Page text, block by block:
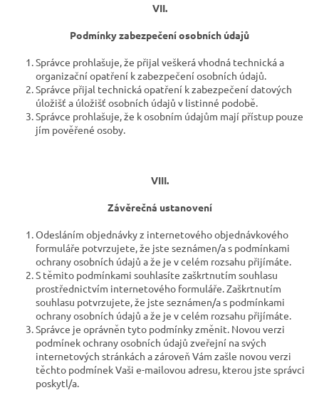
VII.
Podmínky zabezpečení osobních údajů
Správce prohlašuje, že přijal veškerá vhodná technická a
organizační opatření k zabezpečení osobních údajů.
Správce přijal technická opatření k zabezpečení datových
úložišť a úložišť osobních údajů v listinné podobě.
Správce prohlašuje, že k osobním údajům mají přístup pouze
jím pověřené osoby.
VIII.
Závěrečná ustanovení
Odesláním objednávky z internetového objednávkového
formuláře potvrzujete, že jste seznámen/a s podmínkami
ochrany osobních údajů a že je v celém rozsahu přijímáte.
S těmito podmínkami souhlasíte zaškrtnutím souhlasu
prostřednictvím internetového formuláře. Zaškrtnutím
souhlasu potvrzujete, že jste seznámen/a s podmínkami
ochrany osobních údajů a že je v celém rozsahu přijímáte.
Správce je oprávněn tyto podmínky změnit. Novou verzi
podmínek ochrany osobních údajů zveřejní na svých
internetových stránkách a zároveň Vám zašle novou verzi
těchto podmínek Vaši e-mailovou adresu, kterou jste správci
poskytl/a.